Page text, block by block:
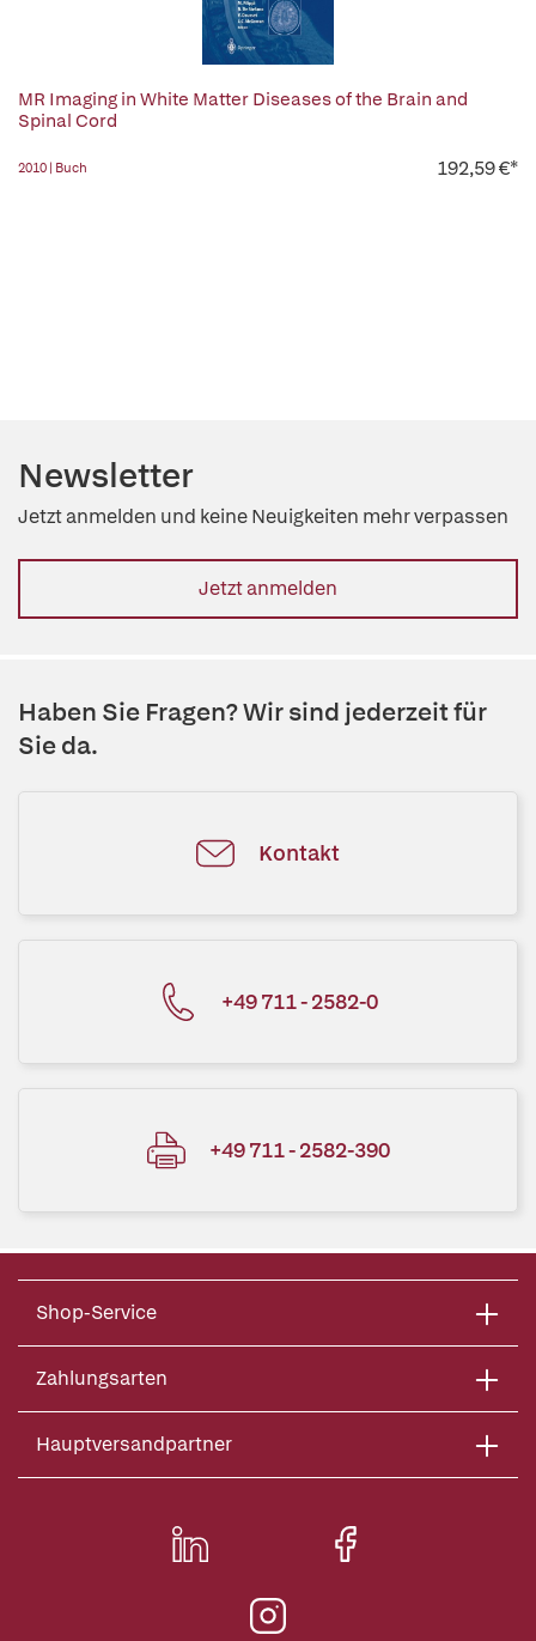
MR Imaging in White Matter Diseases of the Brain and
Spinal Cord
2010 | Buch 192,59 €*
Newsletter
Jetzt anmelden und keine Neuigkeiten mehr verpassen
Jetzt anmelden
Haben Sie Fragen? Wir sind jederzeit für
Sie da.
Kontakt
+49 711 - 2582-0
+49 711 - 2582-390
Shop-Service
Zahlungsarten
Hauptversandpartner